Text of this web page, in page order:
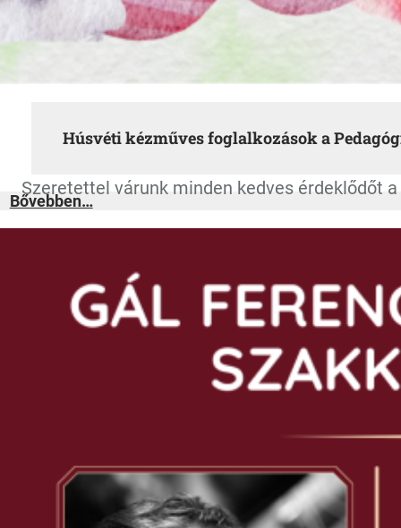
Húsvéti kézműves foglalkozások a
Szeretettel várunk minden kedves érdeklődőt
Bővebben…:Húsvéti
kézműves
a
Pedagógiai